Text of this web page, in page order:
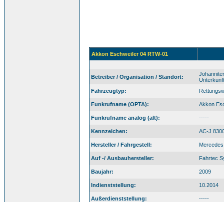
Akkon Eschweiler 04 RTW-01
Betreiber / Organisation / Standort:
Fahrzeugtyp:
Funkrufname (OPTA): Akkon
Funkrufname analog (alt): -----
Kennzeichen: AC-J
Hersteller / Fahrgestell:
Auf -/ Ausbauhersteller: Fahrtec
Baujahr: 2009
Indienststellung: 10.2014
Außerdienststellung:
-----